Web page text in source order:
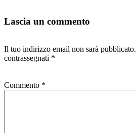
Lascia un commento
Il tuo indirizzo email non sarà pubblicato.
contrassegnati *
Commento *